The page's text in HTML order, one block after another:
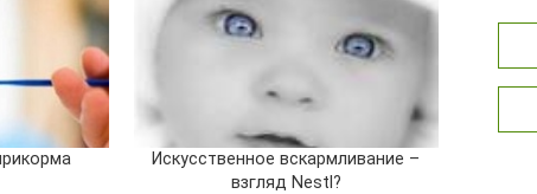
Искусственное вскармливание –
взгляд Nestl?